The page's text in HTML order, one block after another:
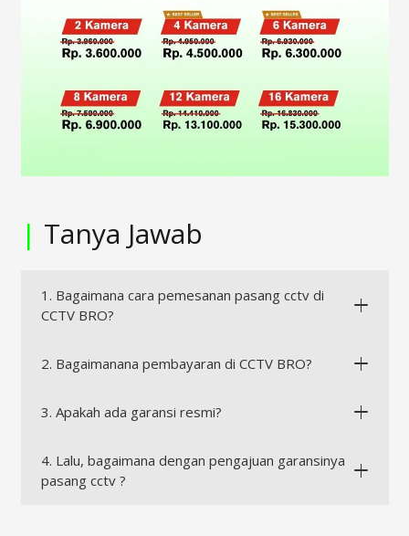
| Tanya Jawab
1. Bagaimana cara pemesanan pasang cctv di
CCTV BRO?
2. Bagaimanana pembayaran di CCTV BRO?
3. Apakah ada garansi resmi?
4. Lalu, bagaimana dengan pengajuan garansinya
pasang cctv ?